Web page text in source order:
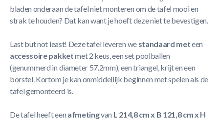
bladen onderaan de tafel niet monteren om de tafel mooi en
strak te houden? Dat kan want je hoeft deze niet te bevestigen.
Last but not least! Deze tafel leveren we standaard meteen
accessoire pakketmet 2 keus, een set poolballen
(genummerd in diameter 57.2mm), een triangel, krijt en een
borstel. Kortom je kan onmiddellijk beginnen met spelen als de
tafel gemonteerd is.
De tafel heeft een afmetingvan L 214,8 cm x B 121,8 cm x H